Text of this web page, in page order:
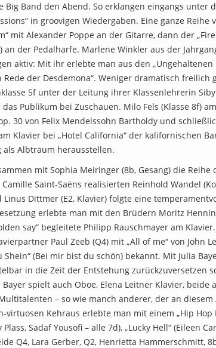
Band den Abend. So erklangen eingangs unter
in groovigen Wiedergaben. Eine ganze Reihe
mit Alexander Poppe an der Gitarre, dann der „Fire
der Pedalharfe. Marlene Winkler aus der
aktiv: Mit ihr erlebte man aus den „Ungehaltenen
der Desdemona“. Weniger dramatisch freilich
5f unter der Leitung ihrer Klassenlehrerin
Publikum bei Zuschauen. Milo Fels (Klasse 8f)
30 von Felix Mendelssohn Bartholdy und
Klavier bei „Hotel California“ der kalifornischen
Albtraum herausstellen.
mit Sophia Meiringer (8b, Gesang) die Reihe
Saint-Saëns realisierten Reinhold Wandel
Dittmer (E2, Klavier) folgte eine
erlebte man mit den Brüdern Moritz
say“ begleitete Philipp Rauschmayer am
Paul Zeeb (Q4) mit „All of me“ von John
(Bei mir bist du schön) bekannt. Mit Julia
in die Zeit der Entstehung zurückzuversetzen
spielt auch Oboe, Elena Leitner Klavier, beide
– so wie manch anderer, der an diesem
Kehraus erlebte man mit einem „Hip Hop
Sadaf Yousofi – alle 7d), „Lucky Hell“ (Eileen
Q4, Lara Gerber, Q2, Henrietta Hammerschmitt,